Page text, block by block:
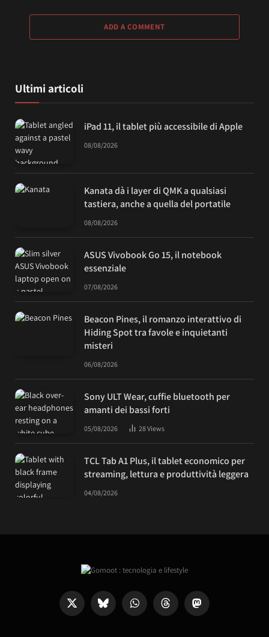
ADD A COMMENT
Ultimi articoli
iPad 11, il tablet più accessibile di Apple
08/08/2026
Kanata dà i layer di QMK a qualsiasi
tastiera, anche a quella del portatile
08/08/2026
ASUS Vivobook Go 15, il notebook
essenziale
07/08/2026
Beacon Pines, il romanzo interattivo di
Hiding Spot tra favole e inquietanti
misteri
06/08/2026
Sony ULT Wear, cuffie bluetooth per
amanti dei bassi forti
05/08/2026 28Views
TCL Tab A1 Plus, il tablet economico per
streaming, lettura e produttività leggera
04/08/2026
X
(Twitter)
Bluesky WhatsAppThreads Mastodon